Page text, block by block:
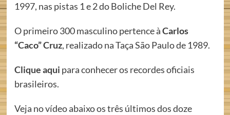
1997, nas pistas 1 e 2 do Boliche Del Rey.
O primeiro 300 masculino pertence àCarlos
“Caco” Cruz, realizado na Taça São Paulo de 1989.
Clique aqui para conhecer os recordes oficiais
brasileiros.
Veja no vídeo abaixo os três últimos dos doze